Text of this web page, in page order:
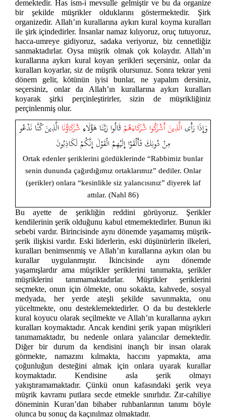
demektedir. Has ism-i mevsulle gelmiştir ve bu da organize
bir şekilde müşrikler olduklarını göstermektedir. Şirk
organizedir. Allah’ın kurallarına aykırı kural koyma kuralları
ile şirk içindedirler. İnsanlar namaz kılıyoruz, oruç tutuyoruz,
hacca-umreye gidiyoruz, sadaka veriyoruz, biz cennetliğiz
sanmaktadırlar. Oysa müşrik olmak çok kolaydır. Allah’ın
kurallarına aykırı kural koyan şerikleri seçersiniz, onlar da
kuralları koyarlar, siz de müşrik olursunuz. Sonra tekrar yeni
dönem gelir, kötünün iyisi bunlar, ne yapalım dersiniz,
seçersiniz, onlar da Allah’ın kurallarına aykırı kuralları
koyarak şirki perçinleştirirler, sizin de müşrikliğiniz
perçinlenmiş olur.
وَإِذَا رَأَىالَّذِينَ أَشْرَكُوا شُرَكَاءَهُمْقَالُوا رَبَّنَا هَؤُلَاءِ شُرَكَاؤُنَاالَّذِينَ كُنَّا نَدْعُو
مِنْ دُونِكَ فَأَلْقَوْا إِلَيْهِمُ الْقَوْلَ إِنَّكُمْ لَكَاذِبُونَ
Ortak edenler şeriklerini gördüklerinde “Rabbimiz bunlar
senin dununda çağırdığımız ortaklarımız” dediler. Onlar
(şerikler) onlara “kesinlikle siz yalancısınız” diyerek laf
attılar. (Nahl 86)
Bu ayette de şerikliğin reddini görüyoruz. Şerikler
kendilerinin şerik olduğunu kabul etmemektedirler. Bunun iki
sebebi vardır. Birincisinde aynı dönemde yaşamamış müşrik-
şerik ilişkisi vardır. Eski liderlerin, eski düşünürlerin ilkeleri,
kuralları benimsenmiş ve Allah’ın kurallarına aykırı olan bu
kurallar uygulanmıştır. İkincisinde aynı dönemde
yaşamışlardır ama müşrikler şeriklerini tanımakta, şerikler
müşriklerini tanımamaktadırlar. Müşrikler şeriklerini
seçmekte, onun için ölmekte, onu sokakta, kahvede, sosyal
medyada, her yerde ateşli şekilde savunmakta, onu
yüceltmekte, onu desteklemektedirler. O da bu desteklerle
kural koyucu olarak seçilmekte ve Allah’ın kurallarına aykırı
kuralları koymaktadır. Ancak kendini şerik yapan müşrikleri
tanımamaktadır, bu nedenle onlara yalancılar demektedir.
Diğer bir durum da kendisini inançlı bir insan olarak
görmekte, namazını kılmakta, haccını yapmakta, ama
çoğunluğun desteğini almak için onlara uyarak kurallar
koymaktadır. Kendisine asla şerik olmayı
yakıştıramamaktadır. Çünkü onun kafasındaki şerik veya
müşrik kavramı putlara secde etmekle sınırlıdır. Zır-cahiliye
döneminin Kuran’dan bihaber ruhbanlarının tanımı böyle
olunca bu sonuç da kaçınılmaz olmaktadır.